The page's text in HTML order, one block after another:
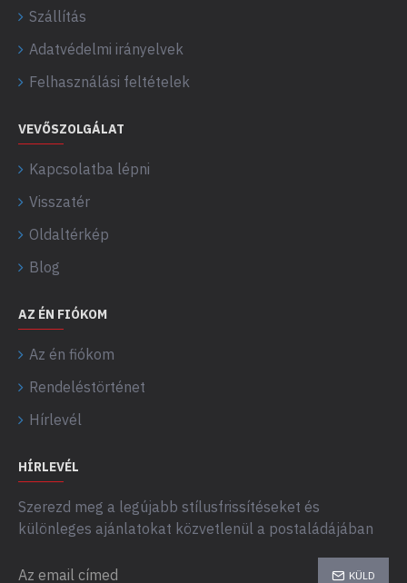
Szállítás
Adatvédelmi irányelvek
Felhasználási feltételek
VEVŐSZOLGÁLAT
Kapcsolatba lépni
Visszatér
Oldaltérkép
Blog
AZ ÉN FIÓKOM
Az én fiókom
Rendeléstörténet
Hírlevél
HÍRLEVÉL
Szerezd meg a legújabb stílusfrissítéseket és
különleges ajánlatokat közvetlenül a postaládájában
KÜLD